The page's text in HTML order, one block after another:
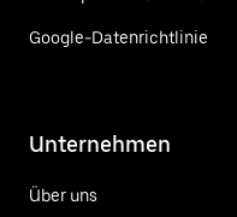
Google-Datenrichtlinie
Unternehmen
Über uns